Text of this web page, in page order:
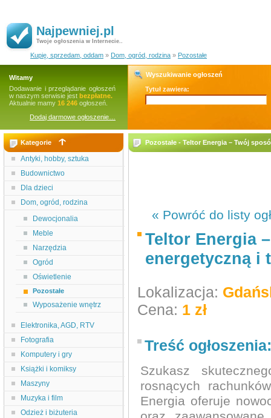
Najpewniej.pl
Twoje ogłoszenia w Internecie..
Kupię, sprzedam, oddam » Dom, ogród, rodzina » Pozostałe
Witamy
Dodawanie i przeglądanie ogłoszeń
w naszym serwisie jest bezpłatne.
Aktualnie mamy 16 246 ogłoszeń.
Dodaj darmowe ogłoszenie…
Wyszukiwanie ogłoszeń
Tytuł zawiera:
Kategorie
Antyki, hobby, sztuka
Budownictwo
Dla dzieci
Dom, ogród, rodzina
Dewocjonalia
Meble
Narzędzia
Ogród
Oświetlenie
Pozostałe
Wyposażenie wnętrz
Elektronika, AGD, RTV
Fotografia
Komputery i gry
Książki i komiksy
Maszyny
Muzyka i film
Odzież i biżuteria
Pozostałe - Teltor Energia – Twój
« Powróć do listy
Teltor Energia
energetyczną i
Lokalizacja:
Cena: 1 zł
Treść ogłoszenia:
Szukasz
rosnących
Energia oferuje